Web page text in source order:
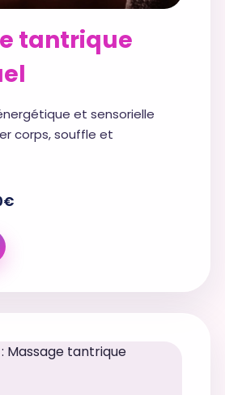
tantrique
et sensorielle
corps, souffle et